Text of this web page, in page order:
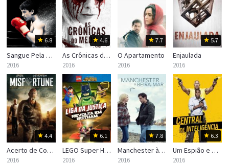
6.8
Sangue Pela Glória
2016
4.6
As Crônicas do Medo 2
2016
7.7
O Apartamento
2016
5.7
Enjaulada
2016
4.4
Acerto de Contas
2016
6.1
LEGO Super Heroes: DC Liga da Justiça – Revolta em Gotham
2016
7.8
Manchester à Beira-Mar
2016
6.3
Um Espião e Meio
2016